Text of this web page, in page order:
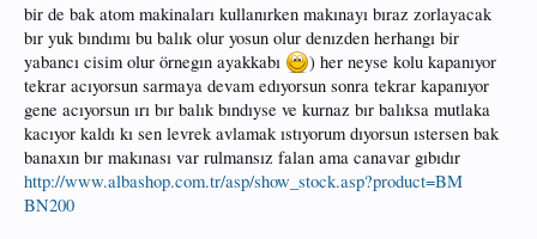
bir de bak atom makinaları kullanırken makınayı bıraz zorlayacak
bır yuk bındımı bu balık olur yosun olur denızden herhangı bir
yabancı cisim olur örnegın ayakkabı
) her neyse kolu kapanıyor
tekrar acıyorsun sarmaya devam edıyorsun sonra tekrar kapanıyor
gene acıyorsun ırı bır balık bındıyse ve kurnaz bır balıksa mutlaka
kacıyor kaldı kı sen levrek avlamak ıstıyorum dıyorsun ıstersen bak
banaxın bır makınası var rulmansız falan ama canavar gıbıdır
http://www.albashop.com.tr/asp/show_stock.asp?product=BM
BN200